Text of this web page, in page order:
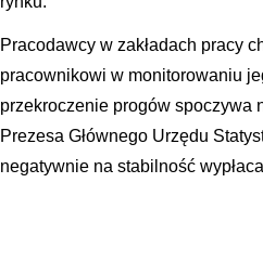
Pracodawcy w zakładach pracy
pracownikowi w monitorowaniu
przekroczenie progów spoczywa
Prezesa Głównego Urzędu
negatywnie na stabilność